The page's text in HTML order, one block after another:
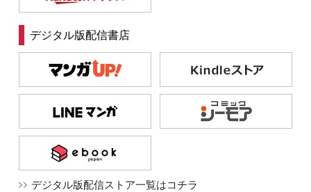
デジタル版配信書店
デジタル版配信ストア一覧はコチラ